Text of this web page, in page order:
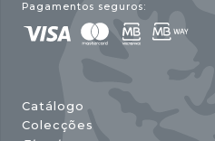
Pagamentos seguros:
Catálogo
Colecções